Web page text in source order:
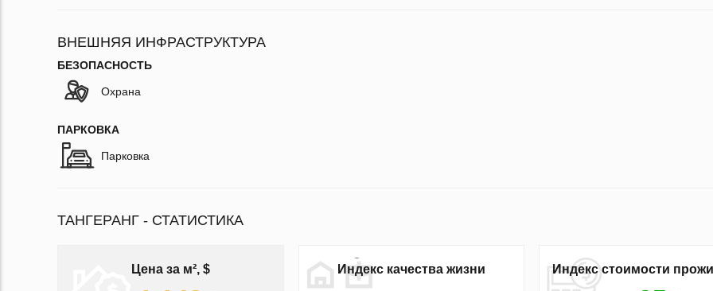
ВНЕШНЯЯ ИНФРАСТРУКТУРА
БЕЗОПАСНОСТЬ
Охрана
ПАРКОВКА
Парковка
ТАНГЕРАНГ - СТАТИСТИКА
Цена за м², $ Индекс качества жизни Индекс стоимости